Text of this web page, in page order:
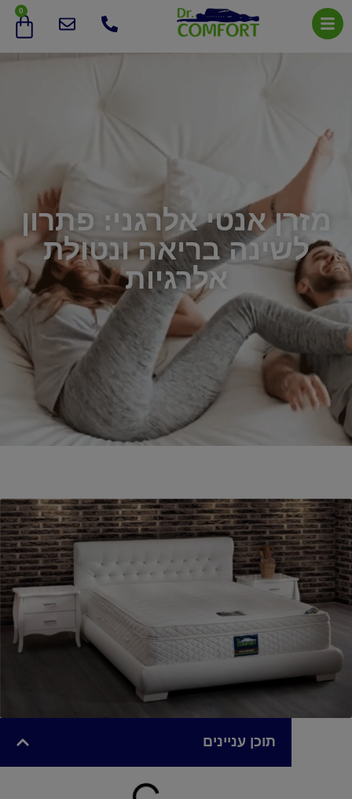
0
מזרן אנטי אלרגני: פתרון
לשינה בריאה ונטולת
אלרגיות
תוכן עניינים